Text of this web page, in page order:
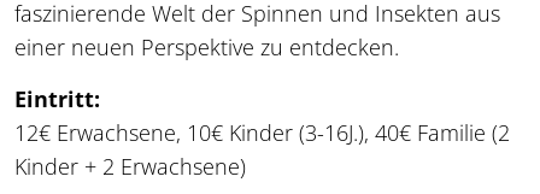
faszinierende Welt der Spinnen und Insekten aus
einer neuen Perspektive zu entdecken.
Eintritt:
12€ Erwachsene, 10€ Kinder (3-16J.), 40€ Familie (2
Kinder + 2 Erwachsene)